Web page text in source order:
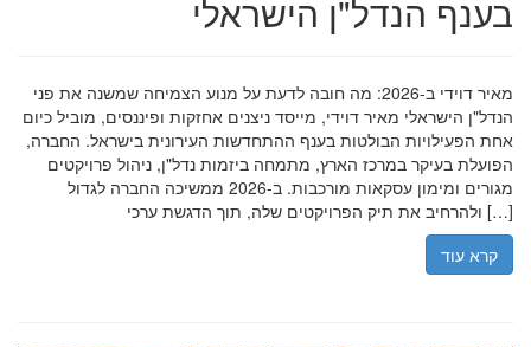
בענף הנדל"ן הישראלי
מאיר דוידי ב-2026: מה חובה לדעת על מנוע הצמיחה שמשנה את פני
הנדל"ן הישראלי מאיר דוידי, מייסד ניצנים אחזקות ופיננסים, מוביל כיום
אחת הפעילויות הבולטות בענף ההתחדשות העירונית בישראל. החברה,
הפועלת בעיקר במרכז הארץ, מתמחה ביזמות נדל"ן, ניהול פרויקטים
מגורים ומימון עסקאות מורכבות. ב-2026 ממשיכה החברה לגדול
ולהרחיב את תיק הפרויקטים שלה, תוך הדגשת ערכי […]
קרא עוד